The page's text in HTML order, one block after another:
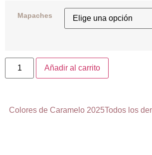
Mapaches
Añadir al carrito
Colores de Caramelo 2025Todos los